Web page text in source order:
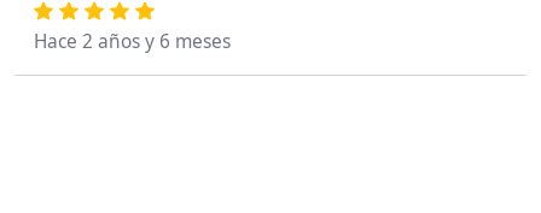
Hace 2 años y 6 meses